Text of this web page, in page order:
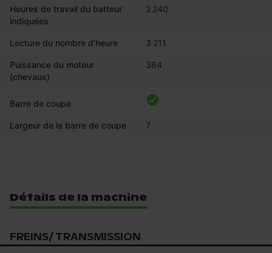
Heures de travail du batteur
indiquées
2 240
Lecture du nombre d'heure 3 211
Puissance du moteur
(chevaux)
364
Barre de coupe
Largeur de la barre de coupe 7
Détails de la machine
FREINS/ TRANSMISSION